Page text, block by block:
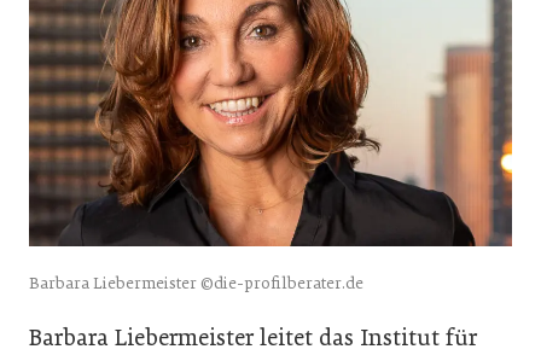
Barbara Liebermeister ©die-profilberater.de
Barbara Liebermeister leitet das Institut für